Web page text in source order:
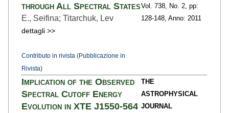
through All Spectral States
E., Seifina; Titarchuk, Lev
dettagli >>
Contributo in rivista (Pubblicazione in
Rivista)
Vol. 738,
No. 2, pp:
128-148, Anno: 2011
Implication of the Observed
Spectral Cutoff Energy
Evolution in XTE J1550-564
THE
ASTROPHYSICAL
JOURNAL